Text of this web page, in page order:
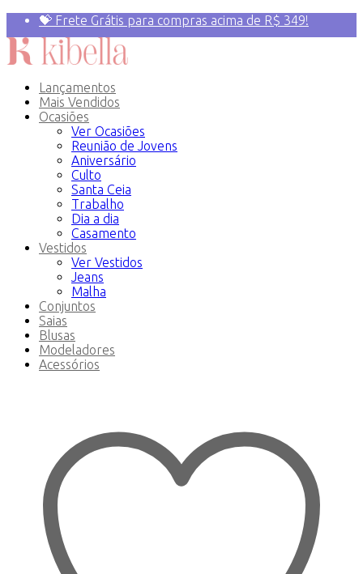
💝 Frete Grátis para compras acima de R$ 349!
Primeira compra? 10% OFF com o Cupom:
PRIMEIRAVEZ
Lançamentos
Mais Vendidos
Ocasiões
Ver Ocasiões
Reunião de Jovens
Aniversário
Culto
Santa Ceia
Trabalho
Dia a dia
Casamento
Vestidos
Ver Vestidos
Jeans
Malha
Conjuntos
Saias
Blusas
Modeladores
Acessórios